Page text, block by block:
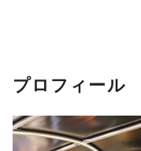
プロフィール